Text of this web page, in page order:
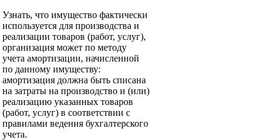
Узнать, что имущество фактически
используется для производства и
реализации товаров (работ, услуг),
организация может по методу
учета амортизации, начисленной
по данному имуществу:
амортизация должна быть списана
на затраты на производство и (или)
реализацию указанных товаров
(работ, услуг) в соответствии с
правилами ведения бухгалтерского
учета.